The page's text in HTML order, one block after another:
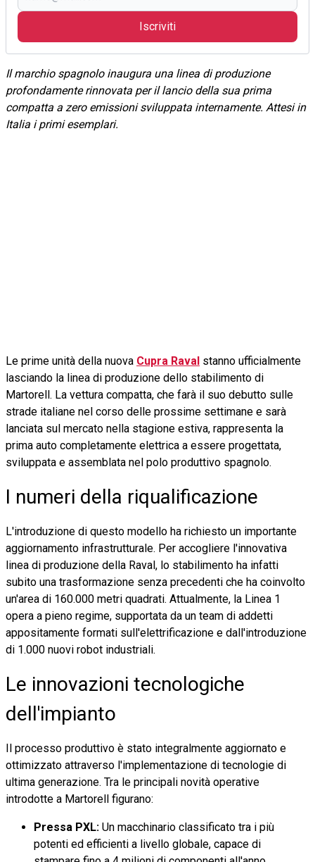
Iscriviti
Il marchio spagnolo inaugura una linea di produzione
profondamente rinnovata per il lancio della sua prima
compatta a zero emissioni sviluppata internamente. Attesi in
Italia i primi esemplari.
Le prime unità della nuova Cupra Raval stanno ufficialmente
lasciando la linea di produzione dello stabilimento di
Martorell. La vettura compatta, che farà il suo debutto sulle
strade italiane nel corso delle prossime settimane e sarà
lanciata sul mercato nella stagione estiva, rappresenta la
prima auto completamente elettrica a essere progettata,
sviluppata e assemblata nel polo produttivo spagnolo.
I numeri della riqualificazione
L'introduzione di questo modello ha richiesto un importante
aggiornamento infrastrutturale. Per accogliere l'innovativa
linea di produzione della Raval, lo stabilimento ha infatti
subito una trasformazione senza precedenti che ha coinvolto
un'area di 160.000 metri quadrati. Attualmente, la Linea 1
opera a pieno regime, supportata da un team di addetti
appositamente formati sull'elettrificazione e dall'introduzione
di 1.000 nuovi robot industriali.
Le innovazioni tecnologiche
dell'impianto
Il processo produttivo è stato integralmente aggiornato e
ottimizzato attraverso l'implementazione di tecnologie di
ultima generazione. Tra le principali novità operative
introdotte a Martorell figurano:
Pressa PXL: Un macchinario classificato tra i più
potenti ed efficienti a livello globale, capace di